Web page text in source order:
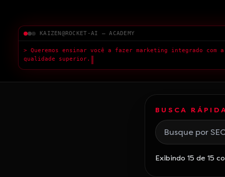
KAIZEN@ROCKET-AI — ACADEMY
> Aumente s █
BUSCA
Buscar posts do
Exibindo 15 de 15